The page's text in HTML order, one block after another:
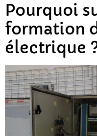
Pourquoi
formation
électrique